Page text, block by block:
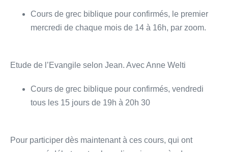
Cours de grec biblique pour confirmés, le premier
mercredi de chaque mois de 14 à 16h, par zoom.
Etude de l’Evangile selon Jean. Avec Anne Welti
Cours de grec biblique pour confirmés, vendredi
tous les 15 jours de 19h à 20h 30
Pour participer dès maintenant à ces cours, qui ont